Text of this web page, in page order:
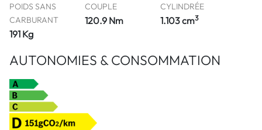
POIDS SANS
CARBURANT
191 Kg
COUPLE
120.9 Nm
CYLINDRÉE
1.103 cm3
AUTONOMIES & CONSOMMATION